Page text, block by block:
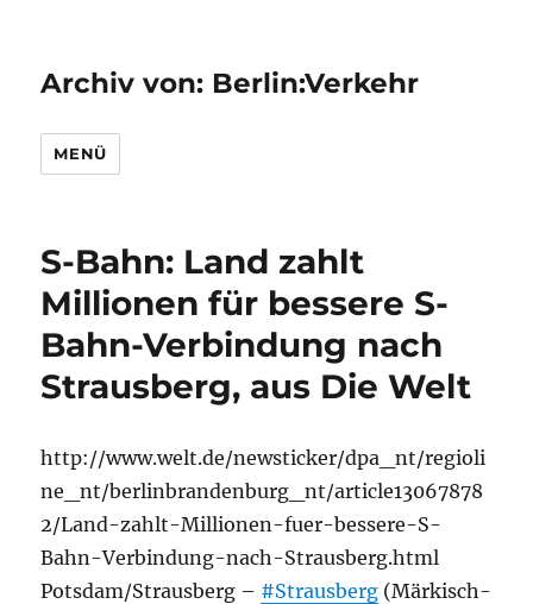
Archiv von: Berlin:Verkehr
MENÜ
S-Bahn: Land zahlt
Millionen für bessere S-
Bahn-Verbindung nach
Strausberg, aus Die Welt
http://www.welt.de/newsticker/dpa_nt/regioli
ne_nt/berlinbrandenburg_nt/article13067878
2/Land-zahlt-Millionen-fuer-bessere-S-
Bahn-Verbindung-nach-Strausberg.html
Potsdam/Strausberg – #Strausberg (Märkisch-